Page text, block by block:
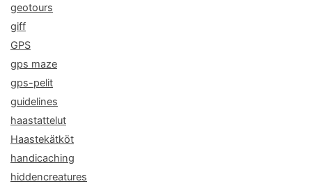
geotours
giff
GPS
gps maze
gps-pelit
guidelines
haastattelut
Haastekätköt
handicaching
hiddencreatures